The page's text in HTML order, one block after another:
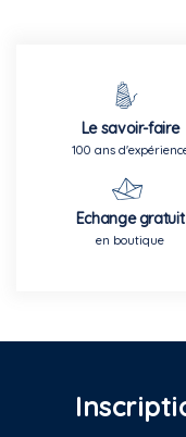
Le savoir-faire
100 ans
Echange gratuit
en boutique